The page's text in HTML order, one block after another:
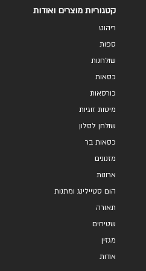
קטגוריות מוצרים ואודות
ריהוט
ספות
שולחנות
כסאות
כורסאות
מיטות זוגיות
שולחן לסלון
כסאות בר
מזנונים
ארונות
הום סטיילינג ומתנות
תאורה
שטיחים
מגזין
אודות